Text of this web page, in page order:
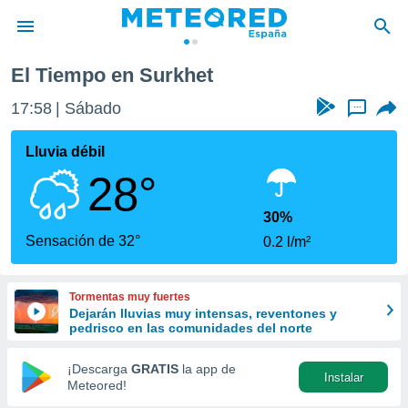
de
por
se
calidad.
a este
las
y
forma
digital
basada
El Tiempo en Surkhet
17:58 Sábado ...
Lluvia débil
28°
Sensación de 32°
30%
0.2 l/m²
Tormentas muy fuertes
Dejarán lluvias muy intensas, reventones y
pedrisco en las comunidades del norte
¡Descarga GRATIS la app de
Meteored!
Instalar